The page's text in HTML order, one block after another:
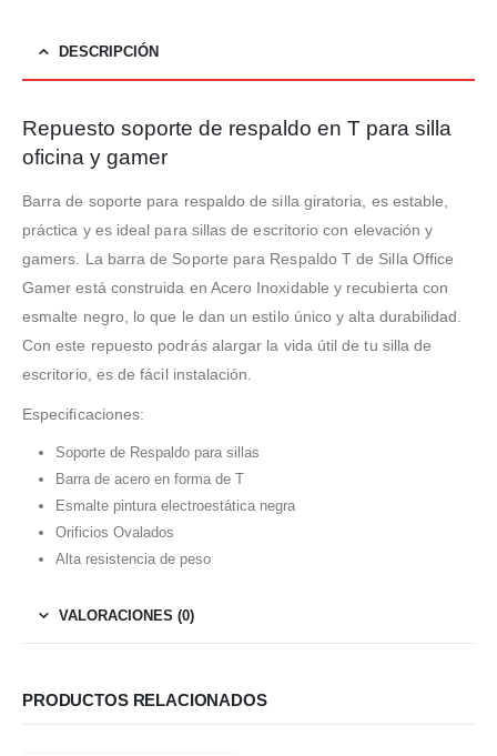
DESCRIPCIÓN
Repuesto soporte de respaldo en T para silla
oficina y gamer
Barra de soporte para respaldo de silla giratoria, es estable,
práctica y es ideal para sillas de escritorio con elevación y
gamers. La barra de Soporte para Respaldo T de Silla Office
Gamer está construida en Acero Inoxidable y recubierta con
esmalte negro, lo que le dan un estilo único y alta durabilidad.
Con este repuesto podrás alargar la vida útil de tu silla de
escritorio, es de fácil instalación.
Especificaciones:
Soporte de Respaldo para sillas
Barra de acero en forma de T
Esmalte pintura electroestática negra
Orificios Ovalados
Alta resistencia de peso
VALORACIONES (0)
PRODUCTOS RELACIONADOS